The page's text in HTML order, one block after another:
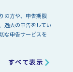
の方や、申告期限
過去の申告をしてい
な申告サービスを
すべて表示